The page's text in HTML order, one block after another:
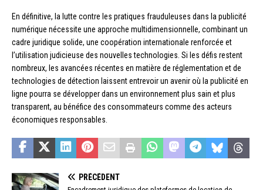
En définitive, la lutte contre les pratiques frauduleuses dans la publicité
numérique nécessite une approche multidimensionnelle, combinant un
cadre juridique solide, une coopération internationale renforcée et
l’utilisation judicieuse des nouvelles technologies. Si les défis restent
nombreux, les avancées récentes en matière de réglementation et de
technologies de détection laissent entrevoir un avenir où la publicité en
ligne pourra se développer dans un environnement plus sain et plus
transparent, au bénéfice des consommateurs comme des acteurs
économiques responsables.
PRÉCÉDENT